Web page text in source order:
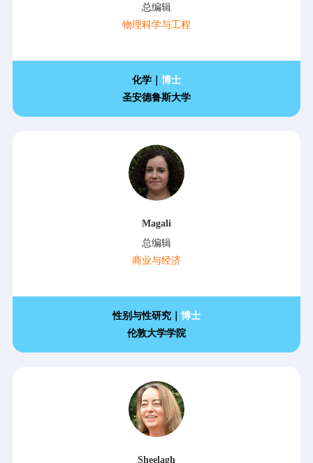
总编辑
物理科学与工程
化学｜ 博士
圣安德鲁斯大学
Magali
总编辑
商业与经济
性别与性研究｜ 博士
伦敦大学学院
Sheelagh